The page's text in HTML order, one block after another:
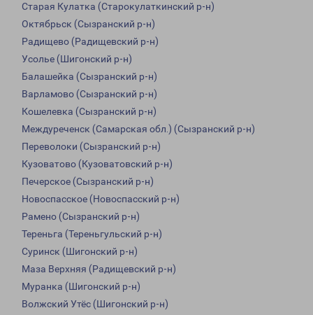
Старая Кулатка (Старокулаткинский р-н)
Октябрьск (Сызранский р-н)
Радищево (Радищевский р-н)
Усолье (Шигонский р-н)
Балашейка (Сызранский р-н)
Варламово (Сызранский р-н)
Кошелевка (Сызранский р-н)
Междуреченск (Самарская обл.) (Сызранский р-н)
Переволоки (Сызранский р-н)
Кузоватово (Кузоватовский р-н)
Печерское (Сызранский р-н)
Новоспасское (Новоспасский р-н)
Рамено (Сызранский р-н)
Тереньга (Тереньгульский р-н)
Суринск (Шигонский р-н)
Маза Верхняя (Радищевский р-н)
Муранка (Шигонский р-н)
Волжский Утёс (Шигонский р-н)